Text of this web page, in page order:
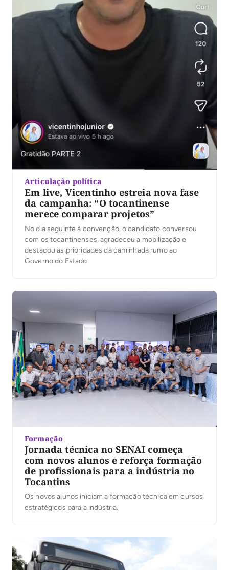
Articulação política
Em live, Vicentinho estreia nova fase
da campanha: “O tocantinense
merece comparar projetos”
No dia seguinte à convenção, o candidato conversou
com os tocantinenses, agradeceu a mobilização e
destacou as prioridades da caminhada rumo ao
Governo do Estado
Formação
Jornada técnica no SENAI começa
com novos alunos e reforça formação
de profissionais para a indústria no
Tocantins
Os novos alunos iniciam a formação técnica em cursos
estratégicos para a indústria.